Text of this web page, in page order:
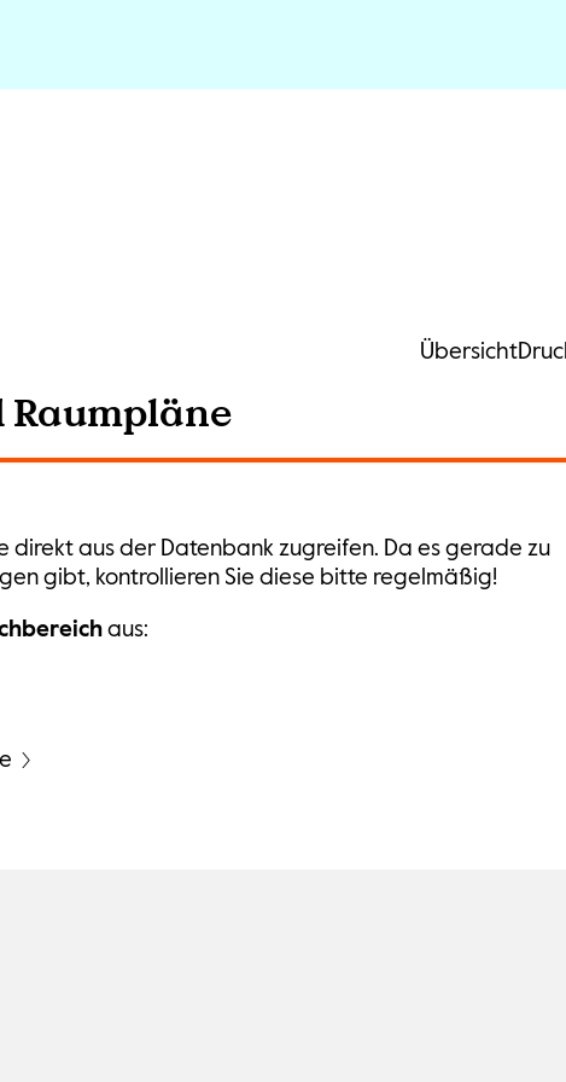
Übersicht
direkt aus der Datenbank zugreifen. Da es gerade zu
gibt, kontrollieren Sie diese bitte regelmäßig!
aus: